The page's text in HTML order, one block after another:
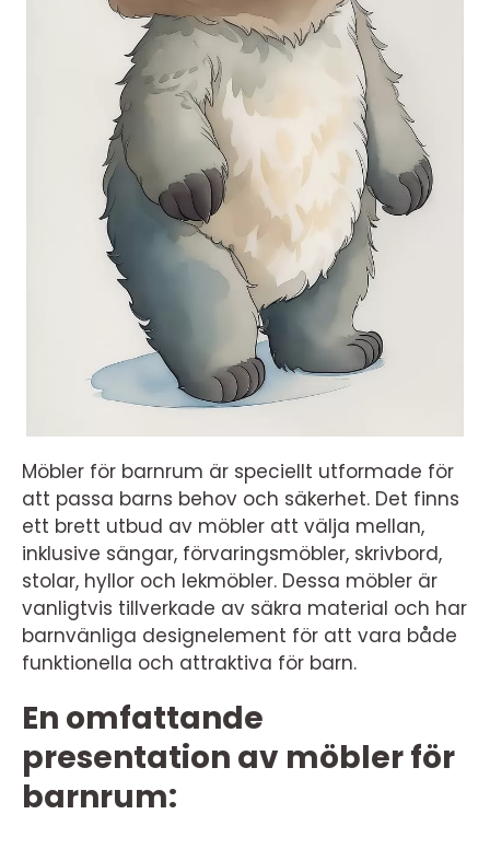
Möbler för barnrum är speciellt utformade för
att passa barns behov och säkerhet. Det finns
ett brett utbud av möbler att välja mellan,
inklusive sängar, förvaringsmöbler, skrivbord,
stolar, hyllor och lekmöbler. Dessa möbler är
vanligtvis tillverkade av säkra material och har
barnvänliga designelement för att vara både
funktionella och attraktiva för barn.
En omfattande
presentation av möbler för
barnrum: